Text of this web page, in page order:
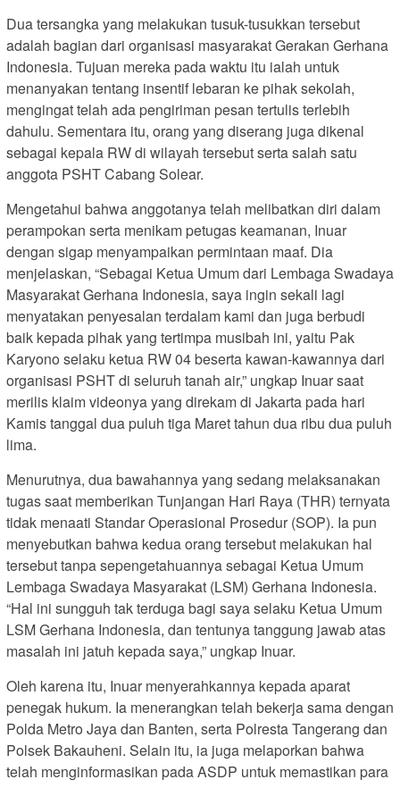
Dua tersangka yang melakukan tusuk-tusukkan tersebut
adalah bagian dari organisasi masyarakat Gerakan Gerhana
Indonesia. Tujuan mereka pada waktu itu ialah untuk
menanyakan tentang insentif lebaran ke pihak sekolah,
mengingat telah ada pengiriman pesan tertulis terlebih
dahulu. Sementara itu, orang yang diserang juga dikenal
sebagai kepala RW di wilayah tersebut serta salah satu
anggota PSHT Cabang Solear.
Mengetahui bahwa anggotanya telah melibatkan diri dalam
perampokan serta menikam petugas keamanan, Inuar
dengan sigap menyampaikan permintaan maaf. Dia
menjelaskan, “Sebagai Ketua Umum dari Lembaga Swadaya
Masyarakat Gerhana Indonesia, saya ingin sekali lagi
menyatakan penyesalan terdalam kami dan juga berbudi
baik kepada pihak yang tertimpa musibah ini, yaitu Pak
Karyono selaku ketua RW 04 beserta kawan-kawannya dari
organisasi PSHT di seluruh tanah air,” ungkap Inuar saat
merilis klaim videonya yang direkam di Jakarta pada hari
Kamis tanggal dua puluh tiga Maret tahun dua ribu dua puluh
lima.
Menurutnya, dua bawahannya yang sedang melaksanakan
tugas saat memberikan Tunjangan Hari Raya (THR) ternyata
tidak menaati Standar Operasional Prosedur (SOP). Ia pun
menyebutkan bahwa kedua orang tersebut melakukan hal
tersebut tanpa sepengetahuannya sebagai Ketua Umum
Lembaga Swadaya Masyarakat (LSM) Gerhana Indonesia.
“Hal ini sungguh tak terduga bagi saya selaku Ketua Umum
LSM Gerhana Indonesia, dan tentunya tanggung jawab atas
masalah ini jatuh kepada saya,” ungkap Inuar.
Oleh karena itu, Inuar menyerahkannya kepada aparat
penegak hukum. Ia menerangkan telah bekerja sama dengan
Polda Metro Jaya dan Banten, serta Polresta Tangerang dan
Polsek Bakauheni. Selain itu, ia juga melaporkan bahwa
telah menginformasikan pada ASDP untuk memastikan para